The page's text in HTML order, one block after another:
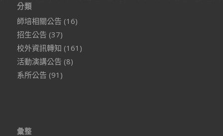
分類
師培相關公告 (16)
招生公告 (37)
校外資訊轉知 (161)
活動演講公告 (8)
系所公告 (91)
彙整